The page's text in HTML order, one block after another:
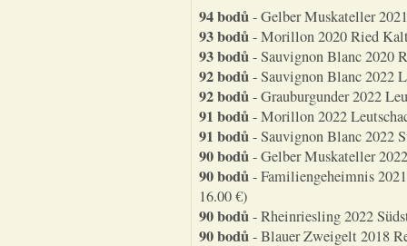
94 bodů- Gelber Muskateller
93 bodů- Morillon 2020 Ried
93 bodů- Sauvignon Blanc 2020
92 bodů- Sauvignon Blanc 2022
92 bodů- Grauburgunder 2022
91 bodů- Morillon 2022
91 bodů- Sauvignon Blanc 2022
90 bodů- Gelber Muskateller
90 bodů- Familiengeheimnis
16.00 €)
90 bodů- Rheinriesling 2022
90 bodů- Blauer Zweigelt 2018